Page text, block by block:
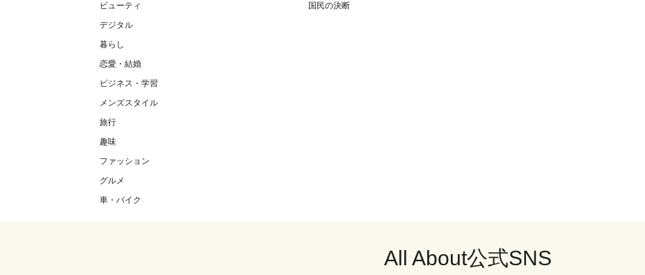
ビューティ
デジタル
暮らし
恋愛・結婚
ビジネス・学習
メンズスタイル
旅行
趣味
ファッション
グルメ
車・バイク
国民の決断
All About公式SNS